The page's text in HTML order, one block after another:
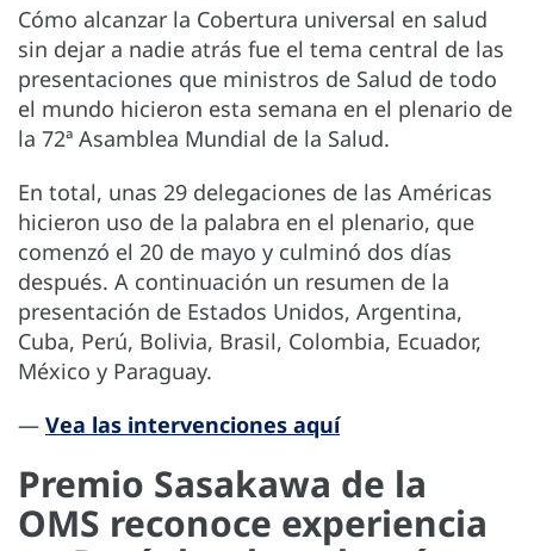
Cómo alcanzar la Cobertura universal en salud
sin dejar a nadie atrás fue el tema central de las
presentaciones que ministros de Salud de todo
el mundo hicieron esta semana en el plenario de
la 72ª Asamblea Mundial de la Salud.
En total, unas 29 delegaciones de las Américas
hicieron uso de la palabra en el plenario, que
comenzó el 20 de mayo y culminó dos días
después. A continuación un resumen de la
presentación de Estados Unidos, Argentina,
Cuba, Perú, Bolivia, Brasil, Colombia, Ecuador,
México y Paraguay.
— Vea las intervenciones aquí
Premio Sasakawa de la
OMS reconoce experiencia